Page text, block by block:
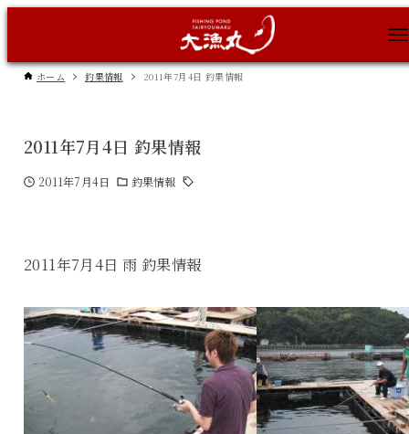
ホーム 釣果情報 2011年7月4日 釣果情報
2011年7月4日 釣果情報
2011年7月4日 釣果情報
2011年7月4日 雨 釣果情報